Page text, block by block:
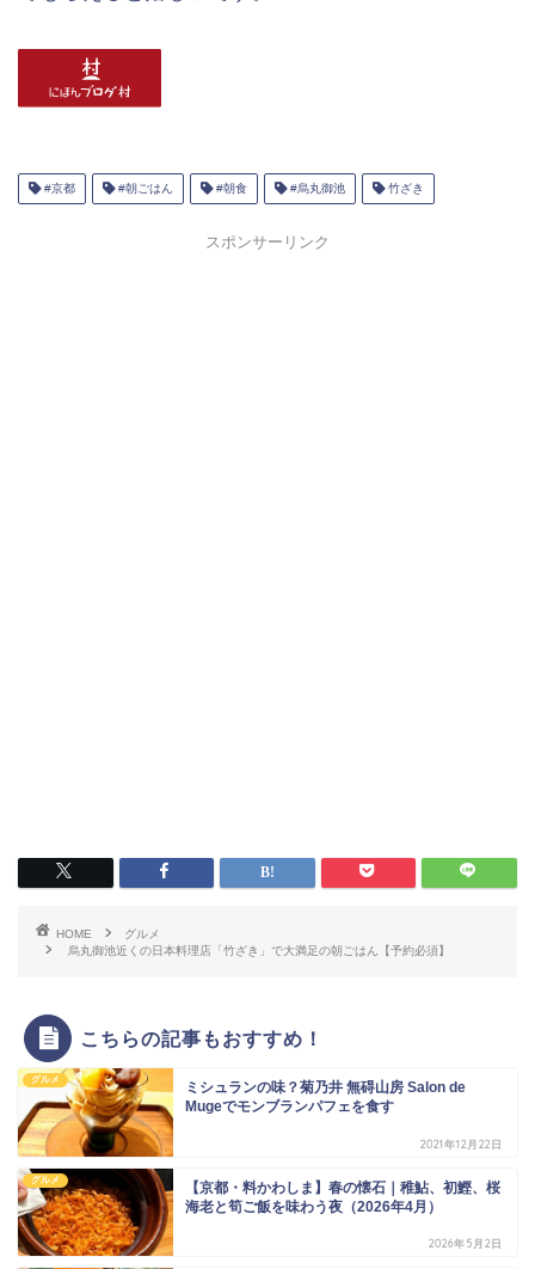
#京都 #朝ごはん #朝食 #烏丸御池 竹ざき
スポンサーリンク
HOME
グルメ
烏丸御池近くの日本料理店「竹ざき」で大満足の朝ごはん【予約必須】
こちらの記事もおすすめ！
グルメ
ミシュランの味？菊乃井 無碍山房 Salon de
Mugeでモンブランパフェを食す
2021年12月22日
グルメ
【京都・料かわしま】春の懐石｜稚鮎、初鰹、桜
海老と筍ご飯を味わう夜（2026年4月）
2026年5月2日